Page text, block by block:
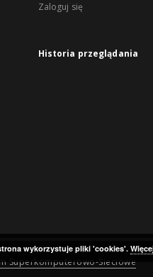
Zaloguj się
Historia przeglądania
Superkomputerowo-Sieciowe
wykorzystuje pliki 'cookies'.